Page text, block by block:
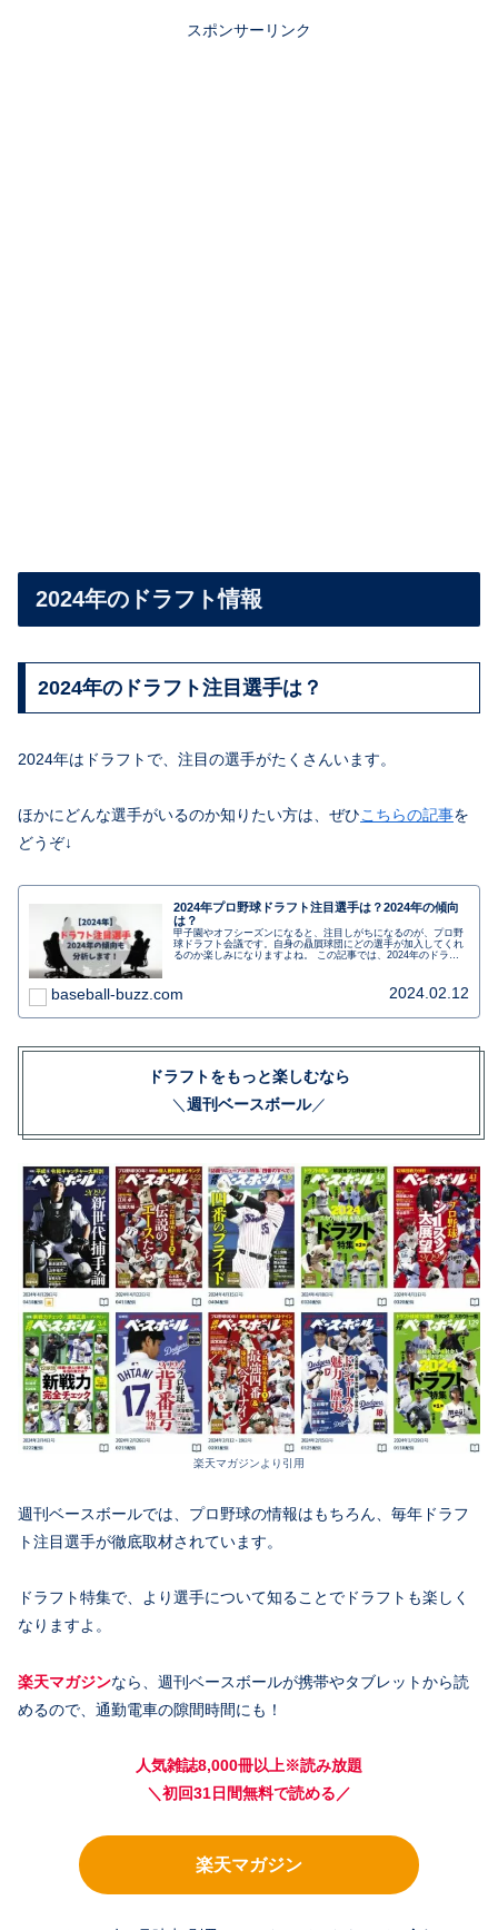
スポンサーリンク
2024年のドラフト情報
2024年のドラフト注目選手は？
2024年はドラフトで、注目の選手がたくさんいます。
ほかにどんな選手がいるのか知りたい方は、ぜひこちらの記事を
どうぞ↓
2024年プロ野球ドラフト注目選手は？2024年の傾向
は？
甲子園やオフシーズンになると、注目しがちになるのが、プロ野
球ドラフト会議です。自身の贔屓球団にどの選手が加入してくれ
るのか楽しみになりますよね。 この記事では、2024年のドラフ
baseball-buzz.com 2024.02.12
ドラフトをもっと楽しむなら
＼ 週刊ベースボール／
楽天マガジンより引用
週刊ベースボールでは、プロ野球の情報はもちろん、毎年ドラフ
ト注目選手が徹底取材されています。
ドラフト特集で、より選手について知ることでドラフトも楽しく
なりますよ。
楽天マガジンなら、週刊ベースボールが携帯やタブレットから読
めるので、通勤電車の隙間時間にも！
人気雑誌8,000冊以上※読み放題
＼初回31日間無料で読める／
楽天マガジン